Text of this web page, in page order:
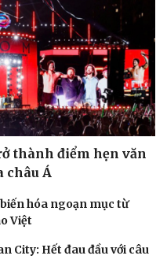
thành điểm hẹn văn
châu Á
hóa ngoạn mục từ
Việt
City: Hết đau đầu với câu